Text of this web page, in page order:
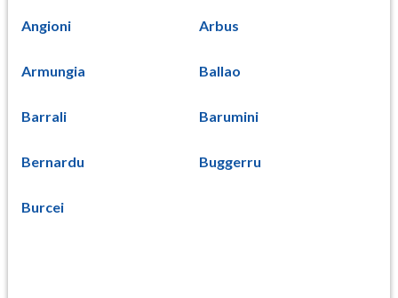
Angioni Arbus
Armungia Ballao
Barrali Barumini
Bernardu Buggerru
Burcei